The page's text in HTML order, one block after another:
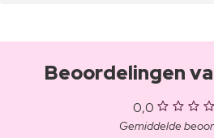
Beoordelingen
0,0
Gemiddelde